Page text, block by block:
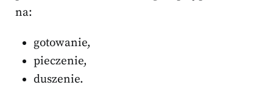
na:
gotowanie,
pieczenie,
duszenie.